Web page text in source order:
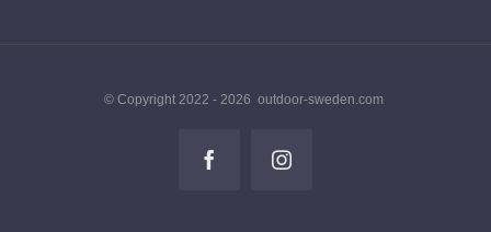
© Copyright 2022 - 2026 outdoor-sweden.com
FacebookInstagram